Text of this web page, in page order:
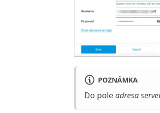
POZNÁMKA
Do poleadresa